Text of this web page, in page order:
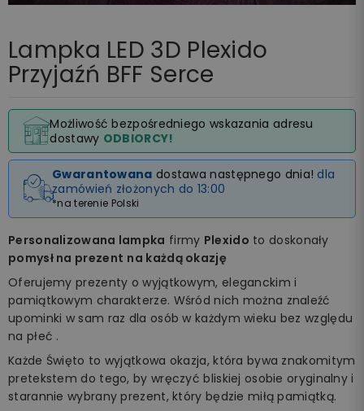
Lampka LED 3D Plexido
Przyjaźń BFF Serce
Możliwość bezpośredniego wskazania adresu
dostawy ODBIORCY!
Gwarantowana dostawa następnego dnia! dla
zamówień złożonych do 13:00
*na terenie Polski
Personalizowana lampka firmy Plexido to doskonały
pomysł na prezent na każdą okazję
Oferujemy prezenty o wyjątkowym, eleganckim i
pamiątkowym charakterze. Wśród nich można znaleźć
upominki w sam raz dla osób w każdym wieku bez względu
na płeć .
Każde Święto to wyjątkowa okazja, która bywa znakomitym
pretekstem do tego, by wręczyć bliskiej osobie oryginalny i
starannie wybrany prezent, który będzie miłą pamiątką.